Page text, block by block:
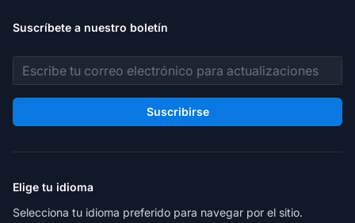
Suscríbete a nuestro boletín
Dirección de correo electrónico
Suscribirse
Elige tu idioma
Selecciona tu idioma preferido para navegar por el sitio.